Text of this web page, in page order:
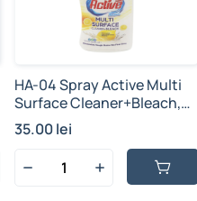
HA-04 Spray Active Multi
Surface Cleaner+Bleach,
750 ml (1/12 buc)
35.00 lei